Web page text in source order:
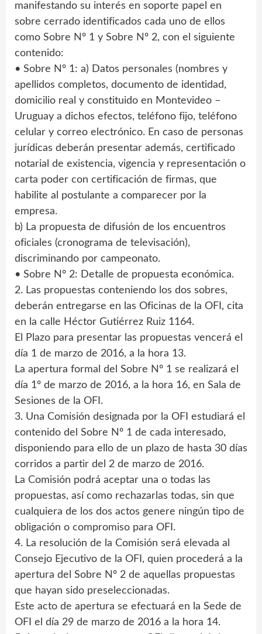
manifestando su interés en soporte papel en
sobre cerrado identificados cada uno de ellos
como Sobre Nº 1 y Sobre Nº 2, con el siguiente
contenido:
• Sobre Nº 1: a) Datos personales (nombres y
apellidos completos, documento de identidad,
domicilio real y constituido en Montevideo –
Uruguay a dichos efectos, teléfono fijo, teléfono
celular y correo electrónico. En caso de personas
jurídicas deberán presentar además, certificado
notarial de existencia, vigencia y representación o
carta poder con certificación de firmas, que
habilite al postulante a comparecer por la
empresa.
b) La propuesta de difusión de los encuentros
oficiales (cronograma de televisación),
discriminando por campeonato.
• Sobre Nº 2: Detalle de propuesta económica.
2. Las propuestas conteniendo los dos sobres,
deberán entregarse en las Oficinas de la OFI, cita
en la calle Héctor Gutiérrez Ruiz 1164.
El Plazo para presentar las propuestas vencerá el
día 1 de marzo de 2016, a la hora 13.
La apertura formal del Sobre Nº 1 se realizará el
día 1º de marzo de 2016, a la hora 16, en Sala de
Sesiones de la OFI.
3. Una Comisión designada por la OFI estudiará el
contenido del Sobre Nº 1 de cada interesado,
disponiendo para ello de un plazo de hasta 30 días
corridos a partir del 2 de marzo de 2016.
La Comisión podrá aceptar una o todas las
propuestas, así como rechazarlas todas, sin que
cualquiera de los dos actos genere ningún tipo de
obligación o compromiso para OFI.
4. La resolución de la Comisión será elevada al
Consejo Ejecutivo de la OFI, quien procederá a la
apertura del Sobre Nº 2 de aquellas propuestas
que hayan sido preseleccionadas.
Este acto de apertura se efectuará en la Sede de
OFI el día 29 de marzo de 2016 a la hora 14.